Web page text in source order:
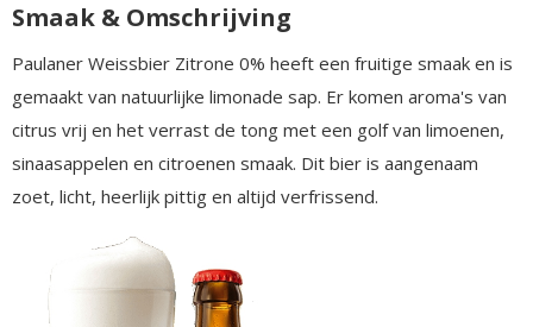
Smaak & Omschrijving
Paulaner Weissbier Zitrone 0% heeft een fruitige smaak en is
gemaakt van natuurlijke limonade sap. Er komen aroma's van
citrus vrij en het verrast de tong met een golf van limoenen,
sinaasappelen en citroenen smaak. Dit bier is aangenaam
zoet, licht, heerlijk pittig en altijd verfrissend.